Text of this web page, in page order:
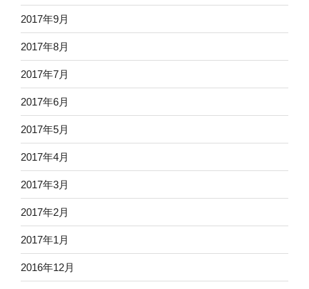
2017年9月
2017年8月
2017年7月
2017年6月
2017年5月
2017年4月
2017年3月
2017年2月
2017年1月
2016年12月